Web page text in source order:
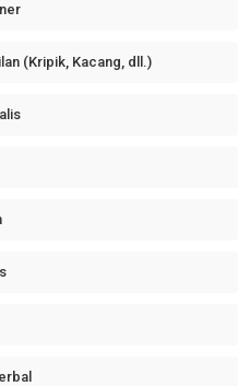
(Kripik, Kacang, dll.)